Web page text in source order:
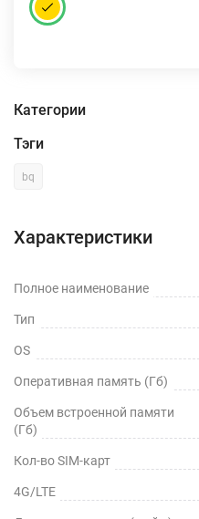
Категории
Тэги
bq
Характеристики
Полное наименование
Тип
OS
Оперативная память (Гб)
Объем встроенной памяти
(Гб)
Кол-во SIM-карт
4G/LTE